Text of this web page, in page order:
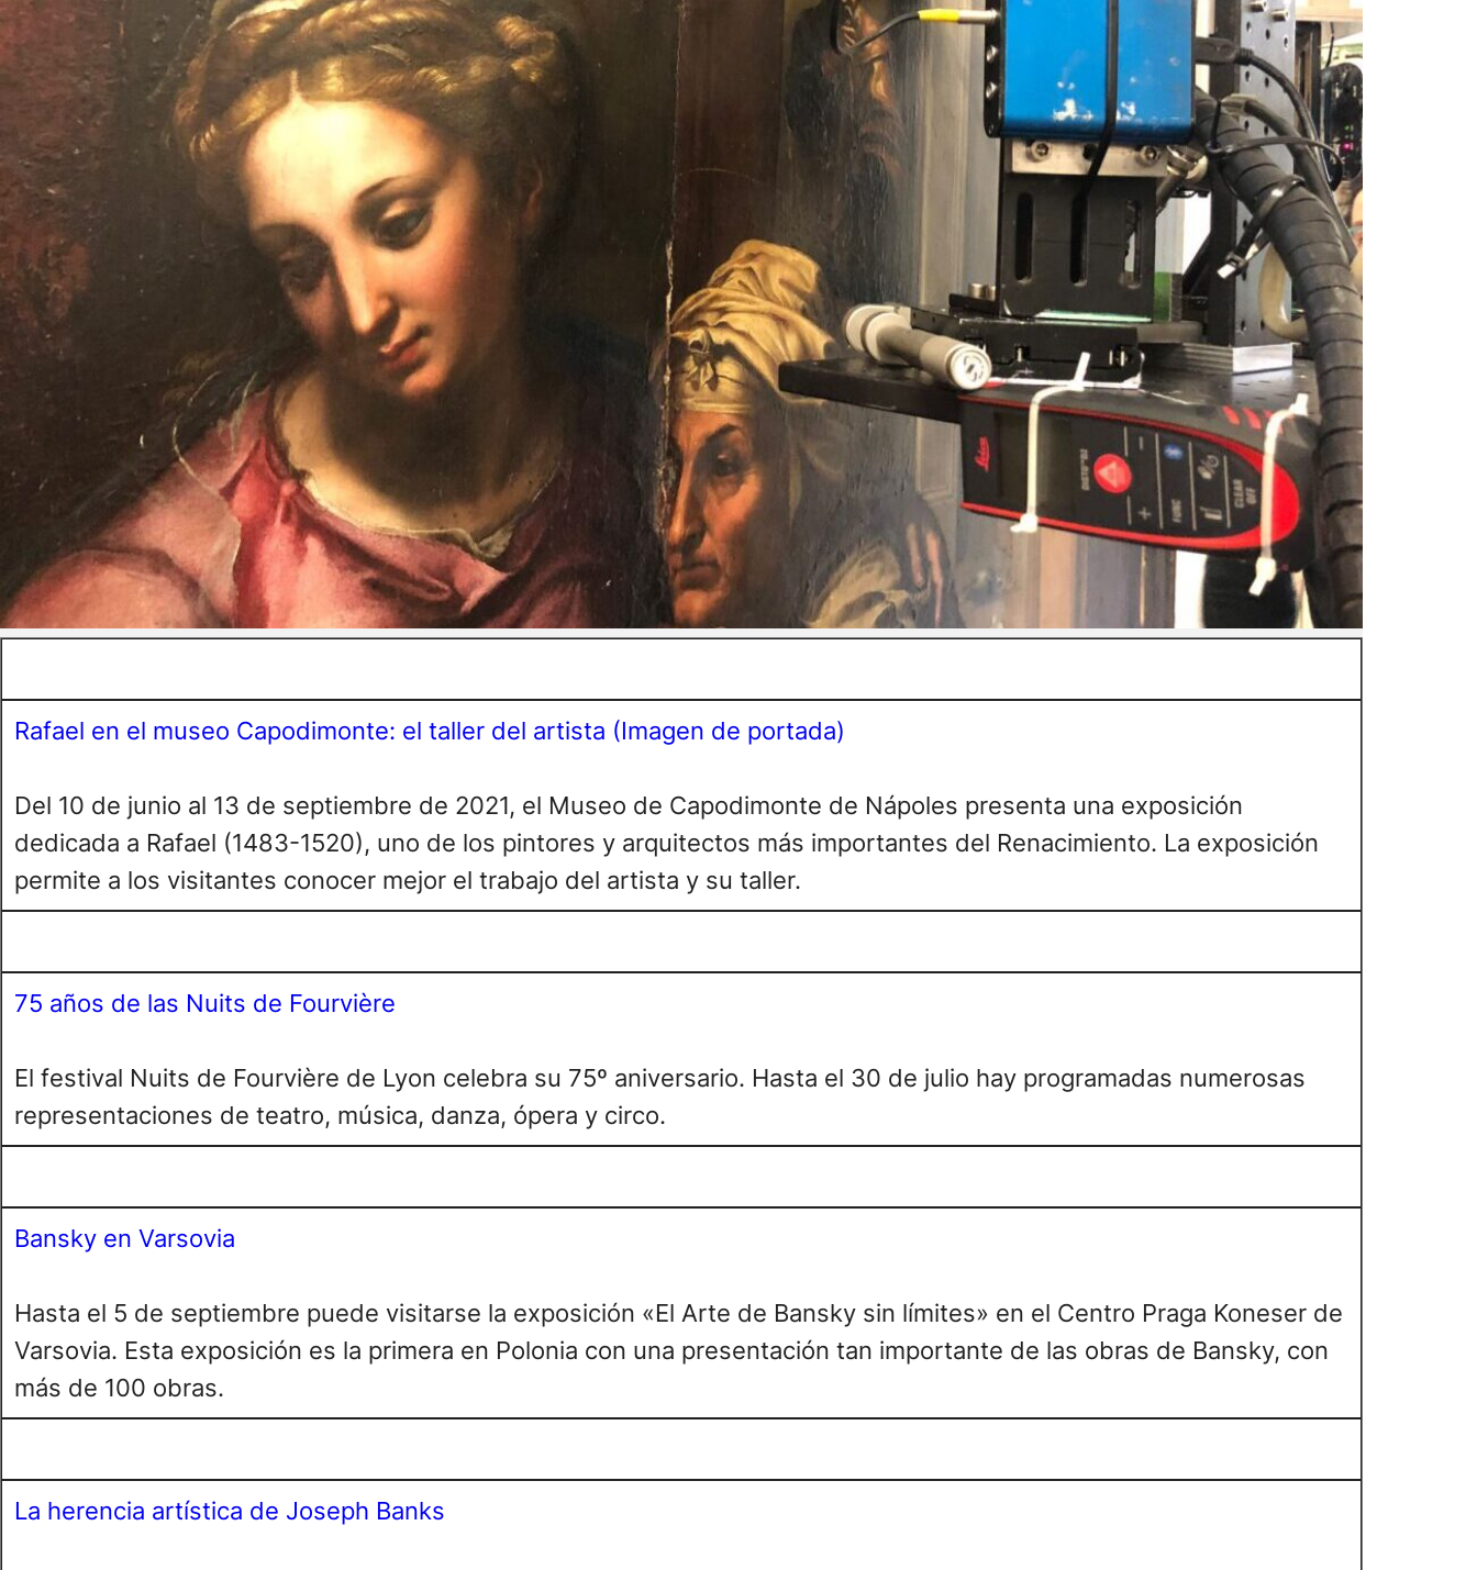
Rafael en el museo Capodimonte: el taller del artista (Imagen de portada)
Del 10 de junio al 13 de septiembre de 2021, el Museo de Capodimonte de Nápoles presenta una exposición
dedicada a Rafael (1483-1520), uno de los pintores y arquitectos más importantes del Renacimiento. La exposición
permite a los visitantes conocer mejor el trabajo del artista y su taller.
75 años de las Nuits de Fourvière
El festival Nuits de Fourvière de Lyon celebra su 75º aniversario. Hasta el 30 de julio hay programadas numerosas
representaciones de teatro, música, danza, ópera y circo.
Bansky en Varsovia
Hasta el 5 de septiembre puede visitarse la exposición «El Arte de Bansky sin límites» en el Centro Praga Koneser de
Varsovia. Esta exposición es la primera en Polonia con una presentación tan importante de las obras de Bansky, con
más de 100 obras.
La herencia artística de Joseph Banks